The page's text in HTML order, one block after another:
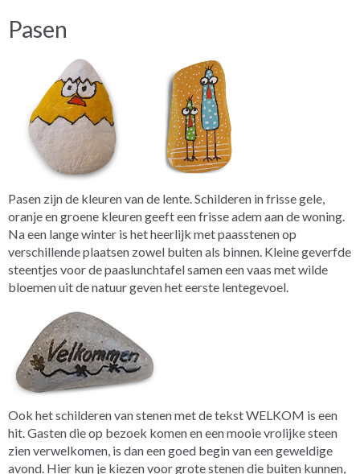
Pasen
Pasen zijn de kleuren van de lente. Schilderen in frisse gele,
oranje en groene kleuren geeft een frisse adem aan de woning.
Na een lange winter is het heerlijk met paasstenen op
verschillende plaatsen zowel buiten als binnen. Kleine geverfde
steentjes voor de paaslunchtafel samen een vaas met wilde
bloemen uit de natuur geven het eerste lentegevoel.
Ook het schilderen van stenen met de tekst WELKOM is een
hit. Gasten die op bezoek komen en een mooie vrolijke steen
zien verwelkomen, is dan een goed begin van een geweldige
avond. Hier kun je kiezen voor grote stenen die buiten kunnen,